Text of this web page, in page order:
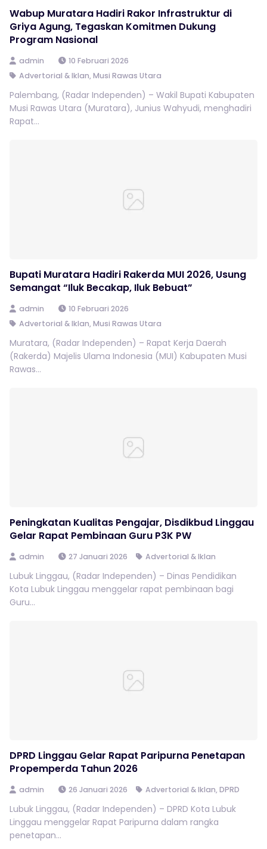
Wabup Muratara Hadiri Rakor Infrastruktur di
Griya Agung, Tegaskan Komitmen Dukung
Program Nasional
admin
10 Februari 2026
Advertorial & Iklan, Musi Rawas Utara
Palembang, (Radar Independen) – Wakil Bupati Kabupaten
Musi Rawas Utara (Muratara), Junius Wahyudi, menghadiri
Rapat...
Bupati Muratara Hadiri Rakerda MUI 2026, Usung
Semangat “Iluk Becakap, Iluk Bebuat”
admin
10 Februari 2026
Advertorial & Iklan, Musi Rawas Utara
Muratara, (Radar Independen) – Rapat Kerja Daerah
(Rakerda) Majelis Ulama Indonesia (MUI) Kabupaten Musi
Rawas...
Peningkatan Kualitas Pengajar, Disdikbud Linggau
Gelar Rapat Pembinaan Guru P3K PW
admin 27 Januari 2026 Advertorial & Iklan
Lubuk Linggau, (Radar Independen) – Dinas Pendidikan
Kota Lubuk Linggau menggelar rapat pembinaan bagi
Guru...
DPRD Linggau Gelar Rapat Paripurna Penetapan
Propemperda Tahun 2026
admin 26 Januari 2026 Advertorial & Iklan, DPRD
Lubuk Linggau, (Radar Independen) – DPRD Kota Lubuk
Linggau menggelar Rapat Paripurna dalam rangka
penetapan...